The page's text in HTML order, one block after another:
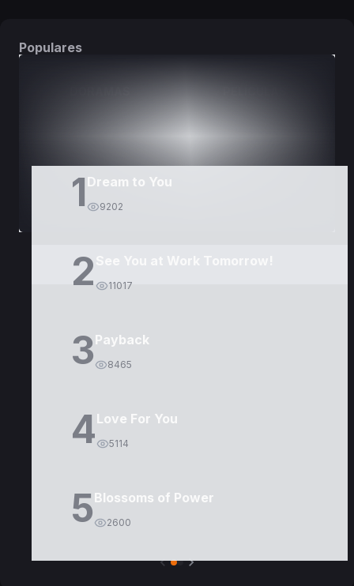
Populares
1 Dream to You
9202
2 11017
3Payback
8465
4Love For You
5114
5Blossoms of Power
2600